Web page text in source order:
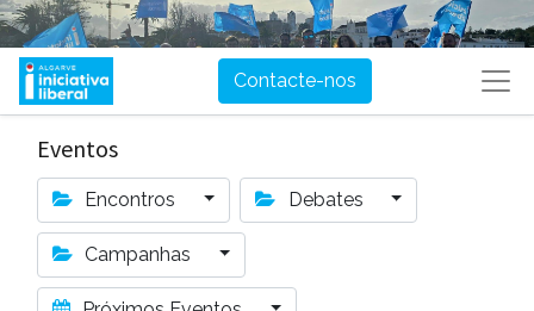
Contacte-nos
Eventos
Encontros Debates
Campanhas